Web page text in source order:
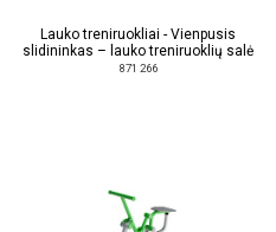
Lauko treniruokliai - Vienpusis
slidininkas – lauko treniruoklių salė
871 266